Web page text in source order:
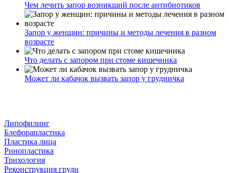
Чем лечить запор возникший после антибиотиков
Запор у женщин: причины и методы лечения в разном
возрасте
Что делать с запором при стоме кишечника
Может ли кабачок вызвать запор у грудничка
Липофилинг
Блефорапластика
Пластика лица
Ринопластика
Трихология
Реконструкция груди